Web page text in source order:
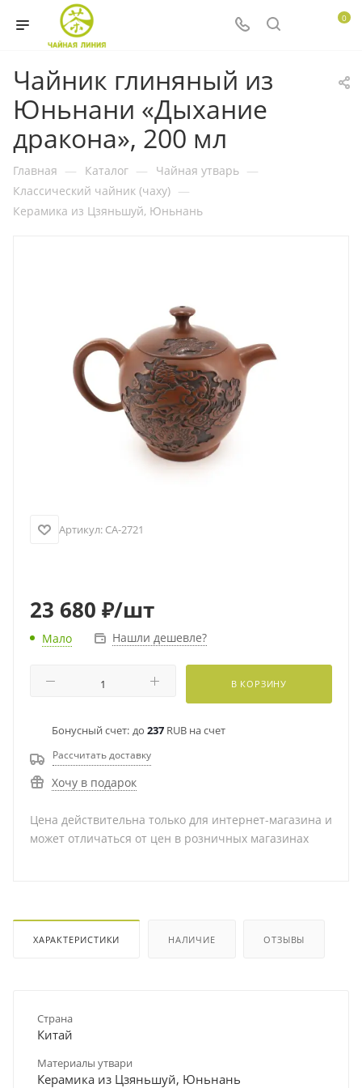
0
Чайник глиняный из
Юньнани «Дыхание
дракона», 200 мл
Главная — Каталог — Чайная утварь —
Классический чайник (чаху) —
Керамика из Цзяньшуй, Юньнань
Артикул: CA-2721
23 680 ₽/шт
Мало Нашли дешевле?
В КОРЗИНУ
Бонусный счет: до 237 RUB на счет
Рассчитать доставку
Хочу в подарок
Цена действительна только для интернет-магазина и
может отличаться от цен в розничных магазинах
ХАРАКТЕРИСТИКИ НАЛИЧИЕ ОТЗЫВЫ
Страна
Китай
Материалы утвари
Керамика из Цзяньшуй, Юньнань